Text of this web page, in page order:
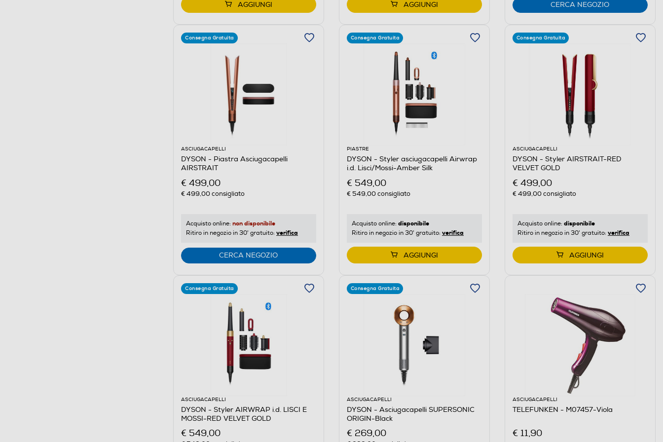
AGGIUNGI AGGIUNGI CERCA NEGOZIO
Consegna Gratuita
ASCIUGACAPELLI
DYSON - Piastra Asciugacapelli
AIRSTRAIT
€ 499,00
€ 499,00consigliato
Acquisto online: non disponibile
Ritiro in negozio in 30' gratuito: verifica
CERCA NEGOZIO
Consegna Gratuita
PIASTRE
DYSON - Styler asciugacapelli Airwrap
i.d. Lisci/Mossi-Amber Silk
€ 549,00
€ 549,00consigliato
Acquisto online: disponibile
Ritiro in negozio in 30' gratuito: verifica
AGGIUNGI
Consegna Gratuita
ASCIUGACAPELLI
DYSON - Styler AIRSTRAIT-RED
VELVET GOLD
€ 499,00
€ 499,00consigliato
Acquisto online: disponibile
Ritiro in negozio in 30' gratuito: verifica
AGGIUNGI
Consegna Gratuita
ASCIUGACAPELLI
DYSON - Styler AIRWRAP i.d. LISCI E
MOSSI-RED VELVET GOLD
€ 549,00
Consegna Gratuita
ASCIUGACAPELLI
DYSON - Asciugacapelli SUPERSONIC
ORIGIN-Black
€ 269,00
ASCIUGACAPELLI
TELEFUNKEN - M07457-Viola
€ 11,90